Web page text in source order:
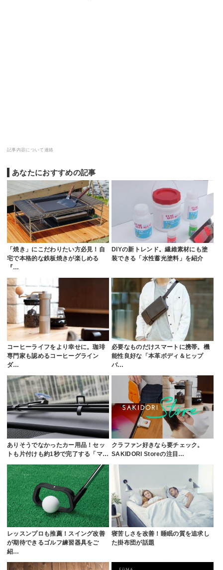
記事内容について連絡
あなたにおすすめの記事
「焼き」にこだわりたい方必見！自
宅で本格的な鉄板焼きが楽しめる
『…
DIYの新トレンド。繊維素材にも塗
装できる「水性蓄光塗料」を紹介
コーヒーライフをより幸せに。珈琲
専門家も認めるコーヒーグライン
ダ…
必要なものだけスマートに携帯。機
能性良好な「本革ボディ＆ヒップ
バ…
ありそうでなかったカー用品！セッ
トも片付けも約1秒で完了する「マ…
クラファン好きなら要チェック。
SAKIDORI Storeの注目…
レッスンプロも推薦！スイング改善
が期待できるゴルフ練習器具をご
紹…
寝苦しさを改善！睡眠の質を追求し
た掛布団が話題